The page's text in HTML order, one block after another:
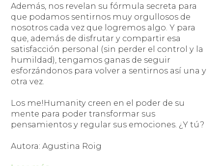
Además, nos revelan su fórmula secreta para
que podamos sentirnos muy orgullosos de
nosotros cada vez que logremos algo. Y para
que, además de disfrutar y compartir esa
satisfacción personal (sin perder el control y la
humildad), tengamos ganas de seguir
esforzándonos para volver a sentirnos así una y
otra vez.
Los me!Humanity creen en el poder de su
mente para poder transformar sus
pensamientos y regular sus emociones. ¿Y tú?
Autora: Agustina Roig